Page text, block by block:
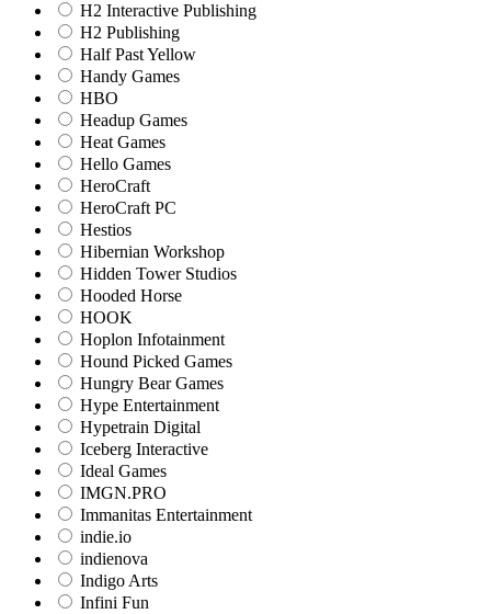
H2 Interactive Publishing
H2 Publishing
Half Past Yellow
Handy Games
HBO
Headup Games
Heat Games
Hello Games
HeroCraft
HeroCraft PC
Hestios
Hibernian Workshop
Hidden Tower Studios
Hooded Horse
HOOK
Hoplon Infotainment
Hound Picked Games
Hungry Bear Games
Hype Entertainment
Hypetrain Digital
Iceberg Interactive
Ideal Games
IMGN.PRO
Immanitas Entertainment
indie.io
indienova
Indigo Arts
Infini Fun